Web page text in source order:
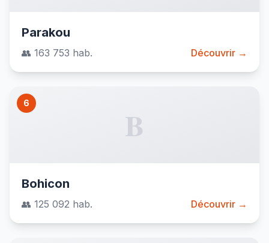
Parakou
👥 163 753 hab. Découvrir →
6
B
Bohicon
👥 125 092 hab. Découvrir →